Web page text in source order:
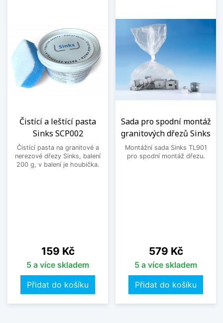
Čistící a leštící pasta
Sinks SCP002
Čistící pasta na granitové a
nerezové dřezy Sinks, balení
200 g, v balení je houbička.
Cena
159 Kč
5 a více skladem
Přidat do košíku
Sada pro spodní montáž
granitových dřezů Sinks
Montážní sada Sinks TL901
pro spodní montáž dřezu.
Cena
579 Kč
5 a více skladem
Přidat do košíku